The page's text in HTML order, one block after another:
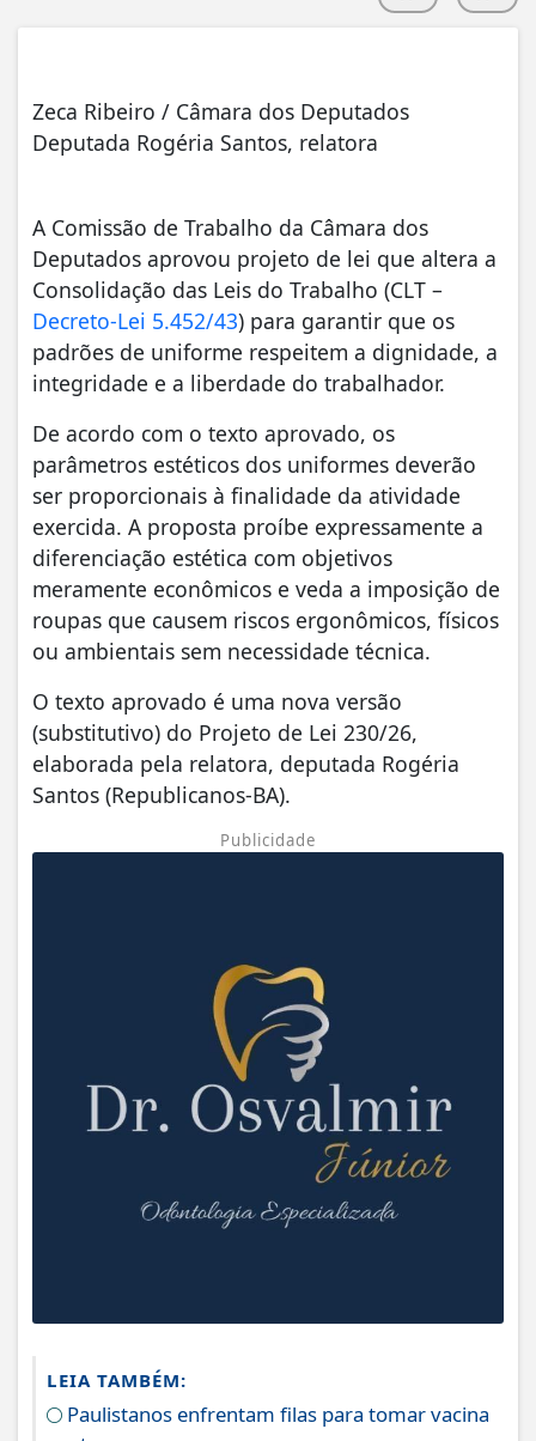
Zeca Ribeiro / Câmara dos Deputados
Deputada Rogéria Santos, relatora
A Comissão de Trabalho da Câmara dos
Deputados aprovou projeto de lei que altera a
Consolidação das Leis do Trabalho (CLT –
Decreto-Lei 5.452/43) para garantir que os
padrões de uniforme respeitem a dignidade, a
integridade e a liberdade do trabalhador.
De acordo com o texto aprovado, os
parâmetros estéticos dos uniformes deverão
ser proporcionais à finalidade da atividade
exercida. A proposta proíbe expressamente a
diferenciação estética com objetivos
meramente econômicos e veda a imposição de
roupas que causem riscos ergonômicos, físicos
ou ambientais sem necessidade técnica.
O texto aprovado é uma nova versão
(substitutivo) do Projeto de Lei 230/26,
elaborada pela relatora, deputada Rogéria
Santos (Republicanos-BA).
Publicidade
LEIA TAMBÉM:
Paulistanos enfrentam filas para tomar vacina